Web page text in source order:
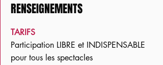
RENSEIGNEMENTS
TARIFS
Participation LIBRE et INDISPENSABLE
pour tous les spectacles